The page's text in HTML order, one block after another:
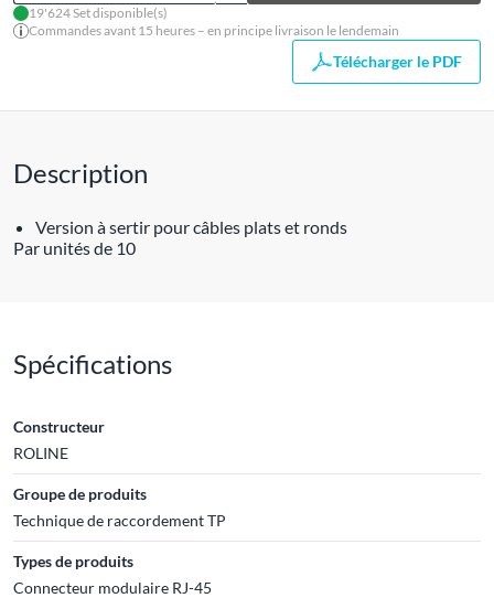
19'624 Set disponible(s)
Commandes avant 15 heures – en principe livraison le lendemain
Télécharger le PDF
Description
Version à sertir pour câbles plats et ronds
Par unités de 10
Spécifications
Constructeur
ROLINE
Groupe de produits
Technique de raccordement TP
Types de produits
Connecteur modulaire RJ-45